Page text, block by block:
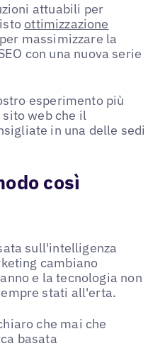
attuabili per
ottimizzazione
massimizzare la
con una nuova serie
esperimento più
web che il
in una delle sedi
così
sull'intelligenza
cambiano
e la tecnologia non
stati all'erta.
che mai che
basata